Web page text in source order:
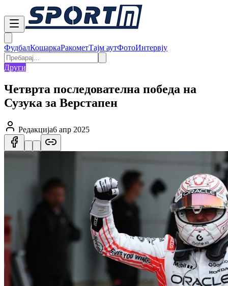
ФудбалКошаркаРакометТајм аутФотоИнтервју
Други
Четврта последователна победа на
Сузука за Верстапен
Редакција6 апр 2025